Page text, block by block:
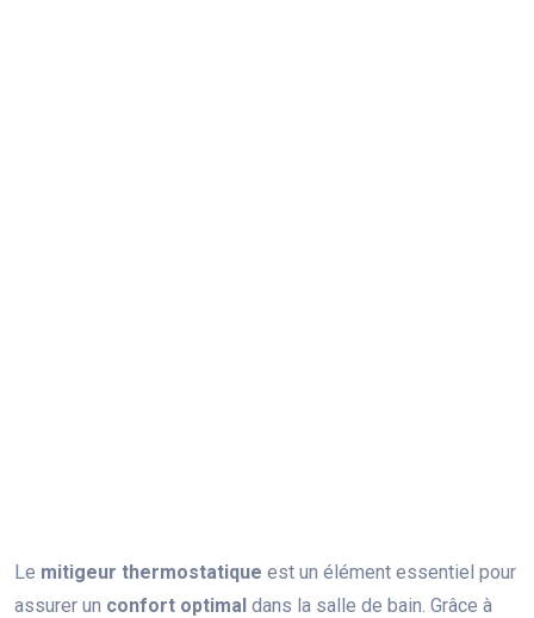
Le mitigeur thermostatique est un élément essentiel pour
assurer un confort optimal dans la salle de bain. Grâce à